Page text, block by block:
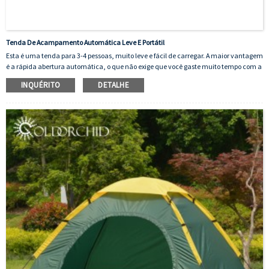
Tenda De Acampamento Automática Leve E Portátil
Esta é uma tenda para 3-4 pessoas, muito leve e fácil de carregar. A maior vantagem
é a rápida abertura automática, o que não exige que você gaste muito tempo com a
configuração.
INQUÉRITO DETALHE